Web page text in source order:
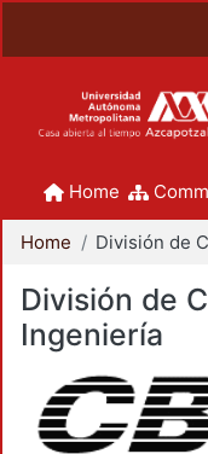
Home
Home
División de
Ingeniería